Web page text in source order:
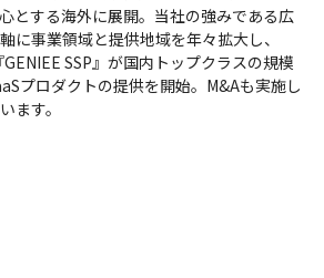
Mac）
とする海外に展開。当社の強みである広
に事業領域と提供地域を年々拡大し、
SSP』が国内トップクラスの規模
プロダクトの提供を開始。M&Aも実施し
ます。